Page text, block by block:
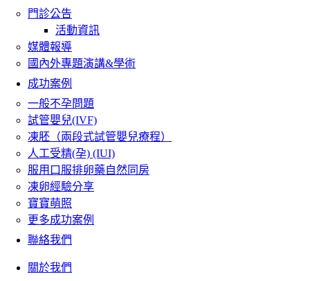
門診公告
活動資訊
媒體報導
國內外專題演講&學術
成功案例
一般不孕問題
試管嬰兒(IVF)
凍胚（兩段式試管嬰兒療程）
人工受精(孕) (IUI)
服用口服排卵藥自然同房
凍卵經驗分享
寶寶萌照
更多成功案例
聯絡我們
關於我們